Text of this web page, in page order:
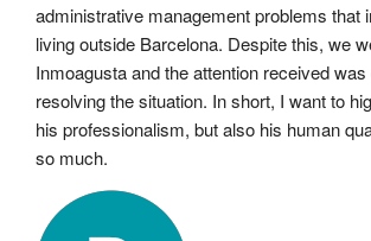
administrative management problems that
living outside Barcelona. Despite this, we
Inmoagusta and the attention received
resolving the situation. In short, I want to
his professionalism, but also his human
so much.